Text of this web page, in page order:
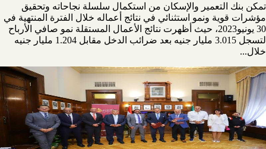
تمكن بنك التعمير والإسكان من استكمال سلسلة نجاحاته وتحقيق
مؤشرات قوية ونمو استثنائي في نتائج أعماله خلال الفترة المنتهية في
30 يونيو2023، حيث أظهرت نتائج الأعمال المستقلة نمو صافي الأرباح
لتسجل 3.015 مليار جنيه بعد ضرائب الدخل مقابل 1.204 مليار جنيه
خلال...